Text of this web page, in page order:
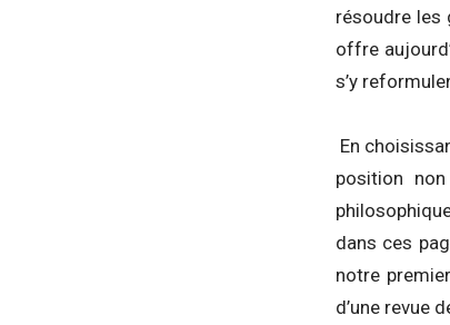
résoudre les
offre
s’y
En
position
dans ces
notre
d’une revue